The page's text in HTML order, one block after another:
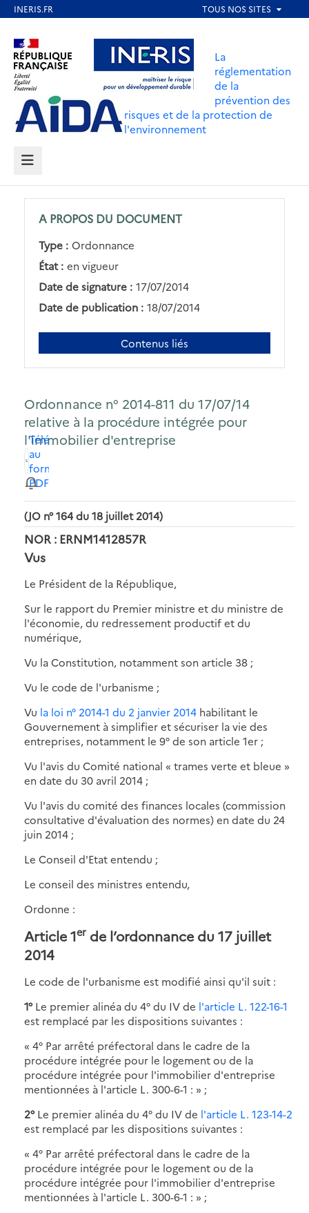
contenu
principal
Aller au contenu Aller au menu
Aller au pied de page
La
réglementation
de la
prévention des
risques et de la protection de
l'environnement
MENU
A PROPOS DU DOCUMENT
Type : Ordonnance
État : en vigueur
Date de signature : 17/07/2014
Date de publication : 18/07/2014
Contenus liés
Ordonnance n° 2014-811 du 17/07/14
relative à la procédure intégrée pour
l'immobilier d'entreprise
Télécharger
au
format
PDF
(JO n° 164 du 18 juillet 2014)
NOR : ERNM1412857R
Vus
Le Président de la République,
Sur le rapport du Premier ministre et du ministre de
l'économie, du redressement productif et du
numérique,
Vu la Constitution, notamment son article 38 ;
Vu le code de l'urbanisme ;
Vu la loi n° 2014-1 du 2 janvier 2014 habilitant le
Gouvernement à simplifier et sécuriser la vie des
entreprises, notamment le 9° de son article 1er ;
Vu l'avis du Comité national « trames verte et bleue »
en date du 30 avril 2014 ;
Vu l'avis du comité des finances locales (commission
consultative d'évaluation des normes) en date du 24
juin 2014 ;
Le Conseil d'Etat entendu ;
Le conseil des ministres entendu,
Ordonne :
Article 1er de l’ordonnance du 17 juillet
2014
Le code de l'urbanisme est modifié ainsi qu'il suit :
1°Le premier alinéa du 4° du IV de l'article L. 122-16-1
est remplacé par les dispositions suivantes :
« 4° Par arrêté préfectoral dans le cadre de la
procédure intégrée pour le logement ou de la
procédure intégrée pour l'immobilier d'entreprise
mentionnées à l'article L. 300-6-1 : » ;
2°Le premier alinéa du 4° du IV de l'article L. 123-14-2
est remplacé par les dispositions suivantes :
« 4° Par arrêté préfectoral dans le cadre de la
procédure intégrée pour le logement ou de la
procédure intégrée pour l'immobilier d'entreprise
mentionnées à l'article L. 300-6-1 : » ;